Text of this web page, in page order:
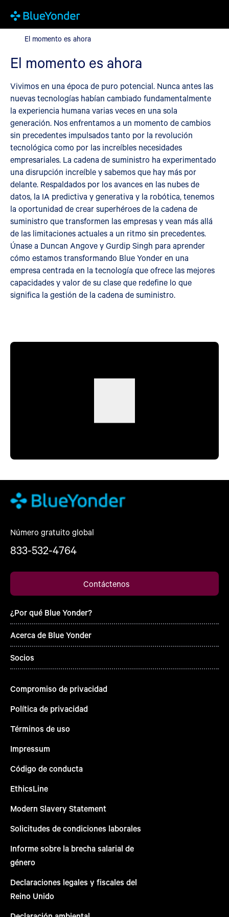
El momento es ahora
El momento es ahora
El momento es ahora
Vivimos en una época de puro potencial. Nunca antes las
nuevas tecnologías habían cambiado fundamentalmente
la experiencia humana varias veces en una sola
generación. Nos enfrentamos a un momento de cambios
sin precedentes impulsados tanto por la revolución
tecnológica como por las increíbles necesidades
empresariales. La cadena de suministro ha experimentado
una disrupción increíble y sabemos que hay más por
delante. Respaldados por los avances en las nubes de
datos, la IA predictiva y generativa y la robótica, tenemos
la oportunidad de crear superhéroes de la cadena de
suministro que transformen las empresas y vean más allá
de las limitaciones actuales a un ritmo sin precedentes.
Únase a Duncan Angove y Gurdip Singh para aprender
cómo estamos transformando Blue Yonder en una
empresa centrada en la tecnología que ofrece las mejores
capacidades y valor de su clase que redefine lo que
significa la gestión de la cadena de suministro.
Número gratuito global
833-532-4764
Contáctenos
¿Por qué Blue Yonder?
Acerca de Blue Yonder
Socios
Compromiso de privacidad
Política de privacidad
Términos de uso
Impressum
Código de conducta
EthicsLine
Modern Slavery Statement
Solicitudes de condiciones laborales
Informe sobre la brecha salarial de
género
Declaraciones legales y fiscales del
Reino Unido